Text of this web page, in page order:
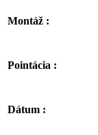
Montáž :
Pointácia :
Dátum :